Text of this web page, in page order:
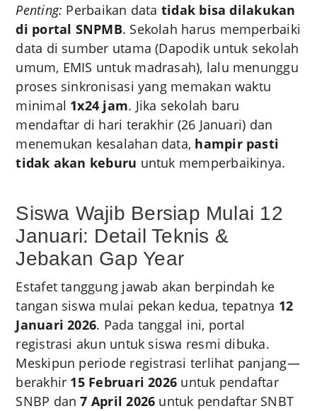
Penting: Perbaikan data tidak bisa dilakukan
di portal SNPMB. Sekolah harus memperbaiki
data di sumber utama (Dapodik untuk sekolah
umum, EMIS untuk madrasah), lalu menunggu
proses sinkronisasi yang memakan waktu
minimal 1x24 jam. Jika sekolah baru
mendaftar di hari terakhir (26 Januari) dan
menemukan kesalahan data, hampir pasti
tidak akan keburu untuk memperbaikinya.
Siswa Wajib Bersiap Mulai 12
Januari: Detail Teknis &
Jebakan Gap Year
Estafet tanggung jawab akan berpindah ke
tangan siswa mulai pekan kedua, tepatnya 12
Januari 2026. Pada tanggal ini, portal
registrasi akun untuk siswa resmi dibuka.
Meskipun periode registrasi terlihat panjang—
berakhir 15 Februari 2026 untuk pendaftar
SNBP dan7 April 2026 untuk pendaftar SNBT